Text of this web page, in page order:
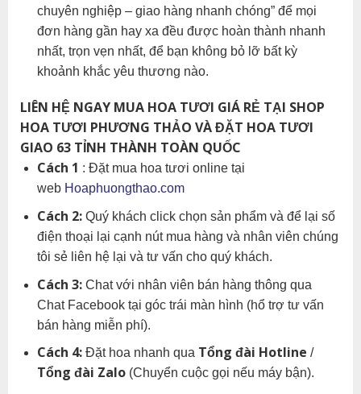
chuyên nghiệp – giao hàng nhanh chóng” để mọi
đơn hàng gần hay xa đều được hoàn thành nhanh
nhất, trọn vẹn nhất, để bạn không bỏ lỡ bất kỳ
khoảnh khắc yêu thương nào.
LIÊN HỆ NGAY MUA HOA TƯƠI GIÁ RẺ TẠI SHOP
HOA TƯƠI PHƯƠNG THẢO VÀ ĐẶT HOA TƯƠI
GIAO 63 TỈNH THÀNH TOÀN QUỐC
Cách 1 : Đặt mua hoa tươi online tại
web Hoaphuongthao.com
Cách 2:Quý khách click chọn sản phẩm và để lại số
điện thoại lại cạnh nút mua hàng và nhân viên chúng
tôi sẻ liên hệ lại và tư vấn cho quý khách.
Cách 3:Chat với nhân viên bán hàng thông qua
Chat Facebook tại góc trái màn hình (hổ trợ tư vấn
bán hàng miễn phí).
Cách 4:Đặt hoa nhanh qua Tổng đài Hotline /
Tổng đài Zalo(Chuyển cuộc gọi nếu máy bận).